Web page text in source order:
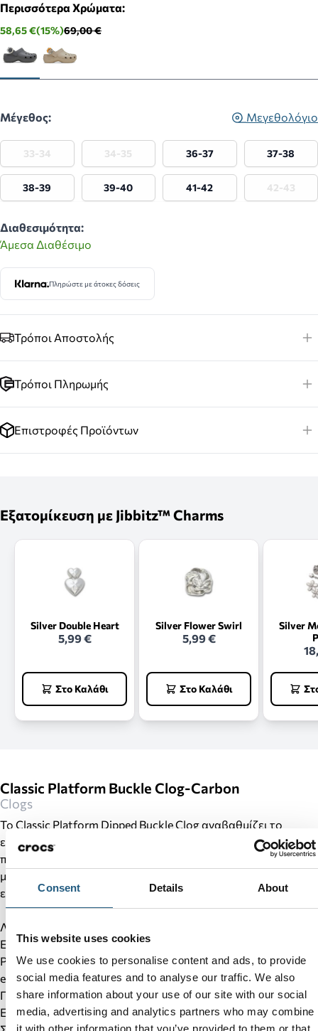
Consent Details About
This website uses cookies
We use cookies to personalise content and ads, to provide
social media features and to analyse our traffic. We also
share information about your use of our site with our social
media, advertising and analytics partners who may combine
it with other information that you’ve provided to them or that
Περισσότερα Χρώματα:
58,65 €(15%)69,00 €
Μέγεθος: Μεγεθολόγιο
33-34 34-35 36-37 37-38
38-39 39-40 41-42 42-43
Διαθεσιμότητα:
Άμεσα Διαθέσιμο
Πληρώστε με άτοκες δόσεις
Τρόποι Αποστολής
Τρόποι Πληρωμής
Επιστροφές Προϊόντων
Εξατομίκευση με Jibbitz™ Charms
Silver Double Heart
5,99 €
Στο Καλάθι
Silver Flower Swirl
5,99 €
Στο Καλάθι
Silver
Classic Platform Buckle Clog-Carbon
Clogs
Το Classic Platform Dipped Buckle Clog αναβαθμίζει το
εμβληματικό σχέδιο της Crocs με μια εντυπωσιακή
πλατφόρμα και κομψές μεταλλικές λεπτομέρειες. Ο
μοντέρνος σχεδιασμός συνδυάζει στυλ και άνεση, για
εμφανίσεις που ξεχωρίζουν κάθε στιγμή της ημέρας.
Λεπτομέρειες προϊόντος:
Εντυπωσιακή πλατφόρμα με μοντέρνα αισθητική
Ρυθμιζόμενο λουράκι φτέρνας με μεταλλική αγκράφα και
enamel φινίρισμα
Πλήρως κατασκευασμένο από ελαφρύ υλικό Croslite™
Εξαιρετικά ελαφρύ και άνετο